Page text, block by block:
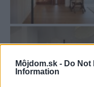
Môjdom.sk - Do Not
Information